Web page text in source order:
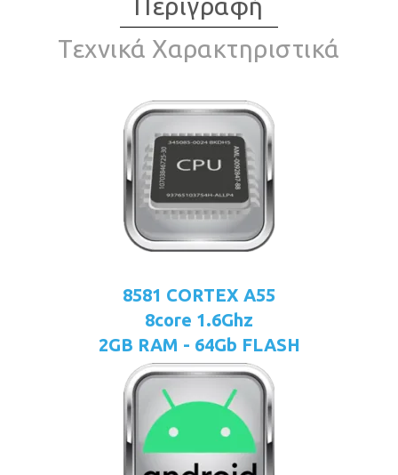
Περιγραφή
Τεχνικά Χαρακτηριστικά
8581 CORTEX A55
8core 1.6Ghz
2GB RAM - 64Gb FLASH